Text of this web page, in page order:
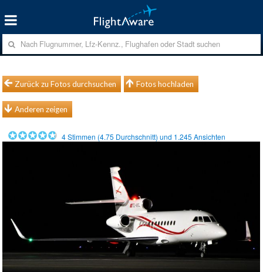
Zurück zu Fotos durchsuchen Fotos hochladen
Anderen zeigen
4Stimmen (4.75 Durchschnitt) und 1.245 Ansichten